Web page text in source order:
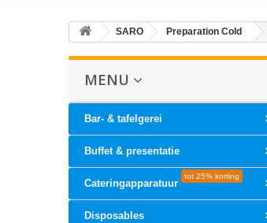
SARO Preparation Cold
MENU
Bar- & tafelgerei
Buffet & presentatie
Cateringapparatuur
tot 25% korting
Disposables